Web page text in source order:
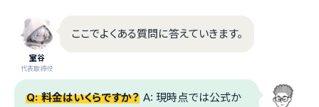
室谷
代表取締役
ここでよくある質問に答えていきます。
Q: 料金はいくらですか？ A: 現時点では公式か